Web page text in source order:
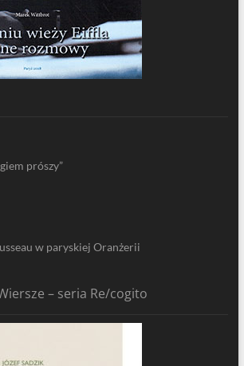
prószy”
w paryskiej Oranżerii
– seria Re/cogito